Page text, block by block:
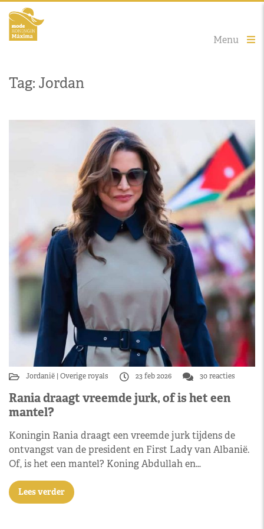
Menu
Tag: Jordan
Jordanië Overige royals 23 feb 2026 30 reacties
Rania draagt vreemde jurk, of is het een
mantel?
Koningin Rania draagt een vreemde jurk tijdens de
ontvangst van de president en First Lady van Albanië.
Of, is het een mantel? Koning Abdullah en…
Lees verder